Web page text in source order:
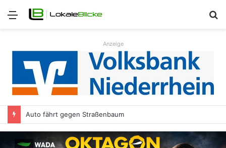
Menü
Anzeige
Auto fährt gegen Straßenbaum